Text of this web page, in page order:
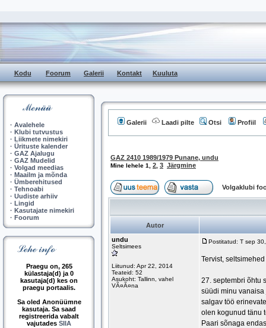
Kodu Foorum Galerii Kontakt Kuuluta
· Avalehele
· Klubi tutvustus
· Liikmete nimekiri
· Ürituste kalender
· GAZ Ajalugu
· GAZ Mudelid
· Volgad meedias
· Maailm ja mõnda
· Ümberehitused
· Tehnoabi
· Uudiste arhiiv
· Lingid
· Kasutajate nimekiri
· Foorum
Praegu on, 265
külastaja(d) ja 0
kasutaja(d) kes on
praegu portaalis.
Sa oled Anonüümne
kasutaja. Sa saad
registreerida vabalt
vajutades SIIA
Galerii Laadi pilte Otsi Profiil
GAZ 2410 1989/1979 Punane, undu
Mine lehele 1 2 3 Järgmine
Volgaklubi
Autor
undu
Seltsimees
Liitunud: Apr 22, 2014
Teateid: 52
Asukoht: Tallinn, vahel
VÃ¤Ã¤na
Postitatud: T sep
Tervist,
27. septembri õhtu
süüdi minu
salgav töö
olen kogunud tänu
Paari sõnaga